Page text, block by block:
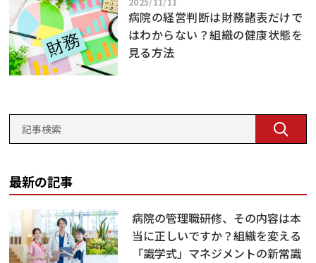
病院の経営判断は財務諸表だけで
はわからない？組織の健康状態を
見る方法
最新の記事
病院の管理職研修、その内容は本
当に正しいですか？組織を変える
「識学式」マネジメントの新常識